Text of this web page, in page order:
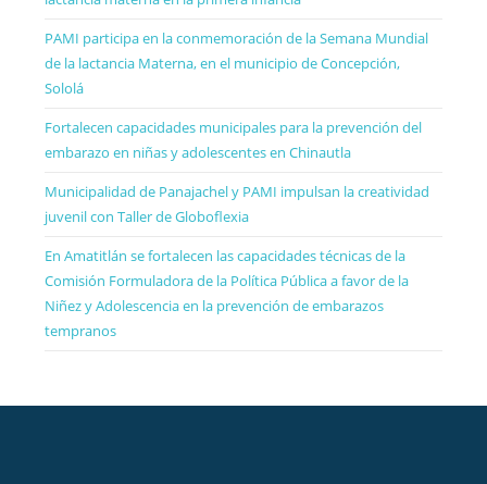
PAMI participa en la conmemoración de la Semana Mundial
de la lactancia Materna, en el municipio de Concepción,
Sololá
Fortalecen capacidades municipales para la prevención del
embarazo en niñas y adolescentes en Chinautla
Municipalidad de Panajachel y PAMI impulsan la creatividad
juvenil con Taller de Globoflexia
En Amatitlán se fortalecen las capacidades técnicas de la
Comisión Formuladora de la Política Pública a favor de la
Niñez y Adolescencia en la prevención de embarazos
tempranos